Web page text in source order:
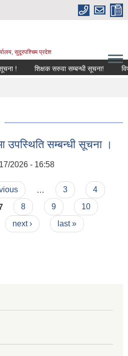
सुदूरपश्चिम प्रदेश
शिक्षक सरुवा सम्बन्धी सूचना! विपद्
उपस्थिति सम्बन्धी सूचना ।
2026 - 16:58
3
4
8 9
10
next › last »